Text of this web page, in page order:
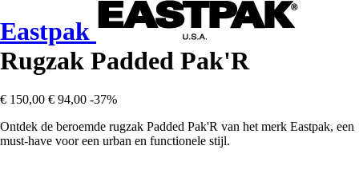
Eastpak
Rugzak Padded Pak'R
€ 150,00 € 94,00 -37%
Ontdek de beroemde rugzak Padded Pak'R van het merk Eastpak, een
must-have voor een urban en functionele stijl.